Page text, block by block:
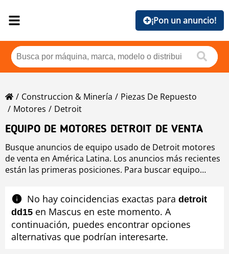
¡Pon un anuncio!
Construccion & Minería
Piezas De Repuesto
Motores
Detroit
EQUIPO DE MOTORES DETROIT DE VENTA
Busque anuncios de equipo usado de Detroit motores
de venta en América Latina. Los anuncios más recientes
están las primeras posiciones. Para buscar equipo
marca, año, precio, horas de uso, país. Para buscar
cualquier equipo usado de venta haga clic en este
enlacemotores.
No hay coincidencias exactas para detroit
dd15 en Mascus en este momento. A
continuación, puedes encontrar opciones
alternativas que podrían interesarte.